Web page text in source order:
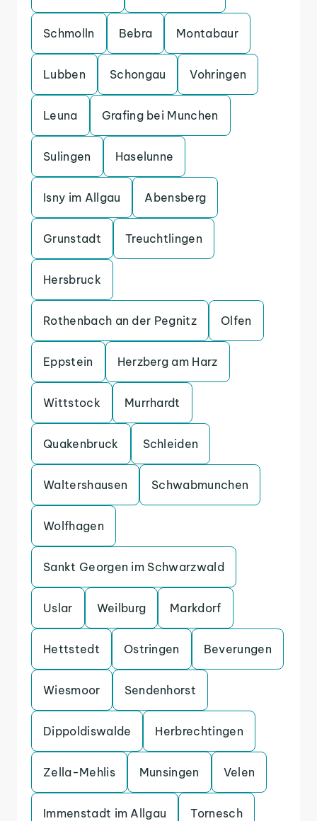
Schmolln Bebra Montabaur
Lubben Schongau Vohringen
Leuna Grafing bei Munchen
Sulingen Haselunne
Isny im Allgau Abensberg
Grunstadt Treuchtlingen
Hersbruck
Rothenbach an der Pegnitz Olfen
Eppstein Herzberg am Harz
Wittstock Murrhardt
Quakenbruck Schleiden
Waltershausen Schwabmunchen
Wolfhagen
Sankt Georgen im Schwarzwald
Uslar Weilburg Markdorf
Hettstedt Ostringen Beverungen
Wiesmoor Sendenhorst
Dippoldiswalde Herbrechtingen
Zella-Mehlis Munsingen Velen
Immenstadt im Allgau Tornesch